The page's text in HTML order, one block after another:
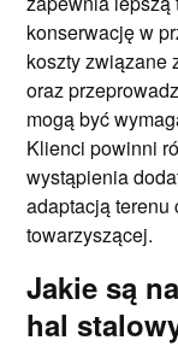
konserwację w
koszty związane
oraz
mogą być
Klienci powinni
wystąpienia
adaptacją terenu
towarzyszącej.
Jakie są
hal